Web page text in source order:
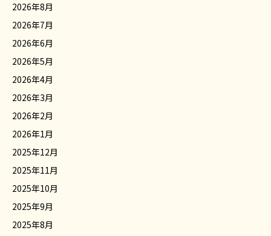
2026年8月
2026年7月
2026年6月
2026年5月
2026年4月
2026年3月
2026年2月
2026年1月
2025年12月
2025年11月
2025年10月
2025年9月
2025年8月